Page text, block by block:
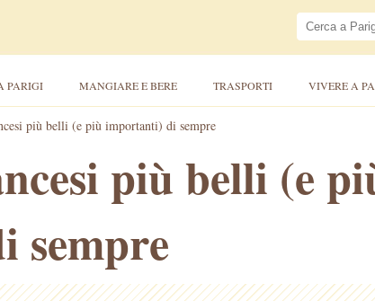
PARIGI MANGIARE E BERE TRASPORTI VIVERE A
più belli (e più importanti) di sempre
più belli (e
sempre